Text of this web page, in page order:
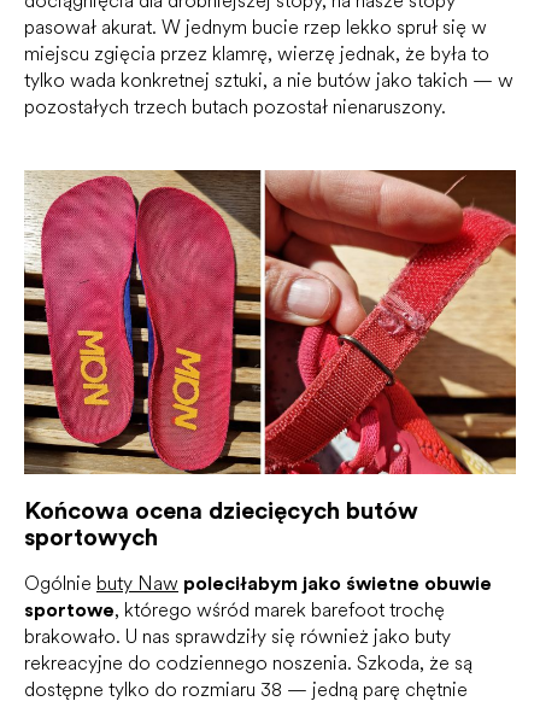
pasował akurat. W jednym bucie rzep lekko spruł się w
miejscu zgięcia przez klamrę, wierzę jednak, że była to
tylko wada konkretnej sztuki, a nie butów jako takich — w
pozostałych trzech butach pozostał nienaruszony.
Końcowa ocena dziecięcych butów
sportowych
Ogólnie buty Naw poleciłabym jako świetne obuwie
sportowe, którego wśród marek barefoot trochę
brakowało. U nas sprawdziły się również jako buty
rekreacyjne do codziennego noszenia. Szkoda, że są
dostępne tylko do rozmiaru 38 — jedną parę chętnie